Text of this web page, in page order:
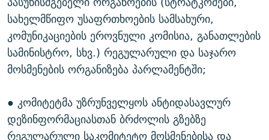
სახელმწიფო უსაფრთხოების სამსახური,
კომუნიკაციების ეროვნული კომისია, განათლების
სამინისტრო, სხვ.) რეგულარული და საჯარო
მოსმენების ორგანიზება პარლამენტში;
● კომიტეტმა უზრუნველყოს ანტიდასავლურ
დეზინფორმაციასთან ბრძოლის გზებზე
რეგულარული საკომიტეტო მოსმენებისა და